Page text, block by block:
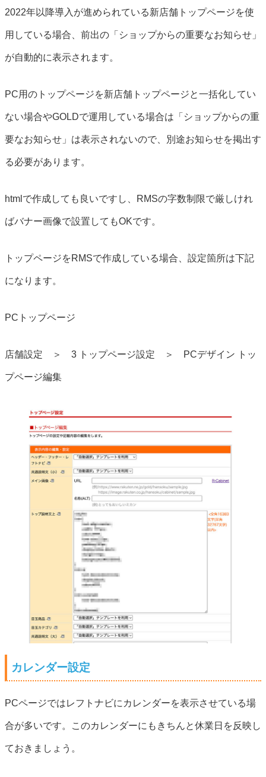
2022年以降導入が進められている新店舗トップページを使
用している場合、前出の「ショップからの重要なお知らせ」
が自動的に表示されます。
PC用のトップページを新店舗トップページと一括化してい
ない場合やGOLDで運用している場合は「ショップからの重
要なお知らせ」は表示されないので、別途お知らせを掲出す
る必要があります。
htmlで作成しても良いですし、RMSの字数制限で厳しけれ
ばバナー画像で設置してもOKです。
トップページをRMSで作成している場合、設定箇所は下記
になります。
PCトップページ
店舗設定 ＞ 3 トップページ設定 ＞ PCデザイン トッ
プページ編集
カレンダー設定
PCページではレフトナビにカレンダーを表示させている場
合が多いです。このカレンダーにもきちんと休業日を反映し
ておきましょう。